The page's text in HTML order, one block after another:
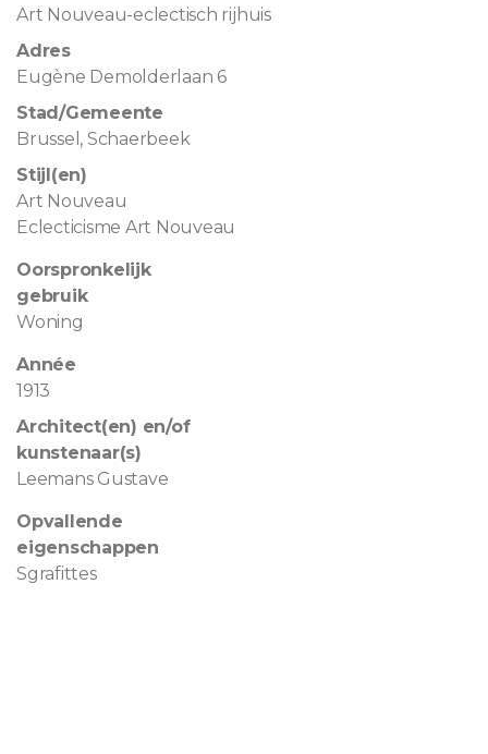
Art Nouveau-eclectisch rijhuis
Adres
Eugène Demolderlaan 6
Stad/Gemeente
Brussel, Schaerbeek
Stijl(en)
Art Nouveau
Eclecticisme Art Nouveau
Oorspronkelijk
gebruik
Woning
Année
1913
Architect(en) en/of
kunstenaar(s)
Leemans Gustave
Opvallende
eigenschappen
Sgrafittes